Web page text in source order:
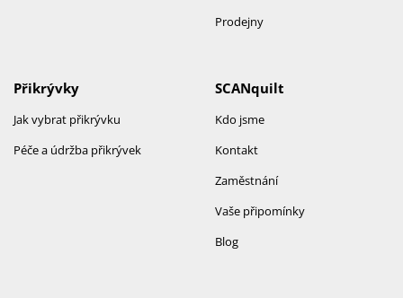
Prodejny
SCANquilt
Kdo jsme
Kontakt
Zaměstnání
Vaše připomínky
Blog
Přikrývky
Jak vybrat přikrývku
Péče a údržba přikrývek